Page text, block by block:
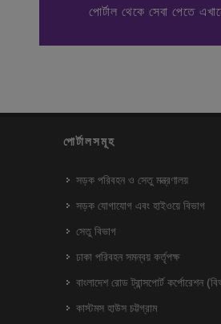
পোর্টাল থেকে সেবা পেতে
পোর্টালসমূহ
সড়ক পরিবহন ও সেতু মন্ত্রণালয়
সড়ক যোগাযোগ এবং হাইওয়ে বিভাগ
সেতু বিভাগ
ঢাকা পরিবহন সমন্বয় কর্তৃপক্ষ
বাংলাদেশ রোড ট্রান্সপোর্ট কর্পোরেশন
কাস্টমস হাউস চট্টগ্রাম